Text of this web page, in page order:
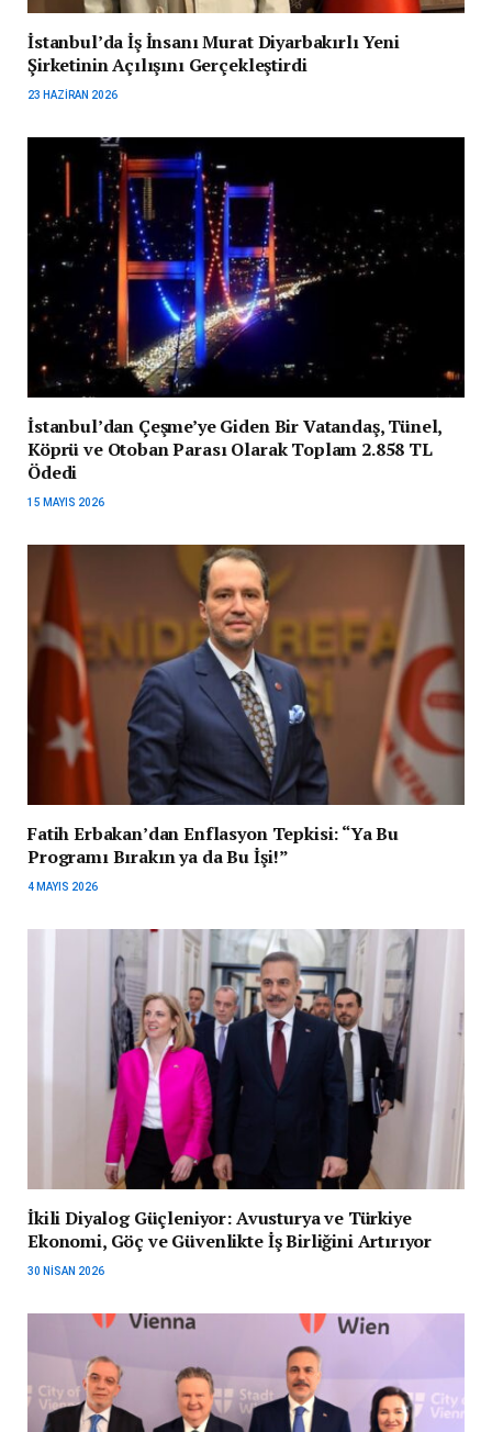
İstanbul’da İş İnsanı Murat Diyarbakırlı Yeni
Şirketinin Açılışını Gerçekleştirdi
23 HAZIRAN 2026
İstanbul’dan Çeşme’ye Giden Bir Vatandaş, Tünel,
Köprü ve Otoban Parası Olarak Toplam 2.858 TL
Ödedi
15 MAYIS 2026
Fatih Erbakan’dan Enflasyon Tepkisi: “Ya Bu
Programı Bırakın ya da Bu İşi!”
4 MAYIS 2026
İkili Diyalog Güçleniyor: Avusturya ve Türkiye
Ekonomi, Göç ve Güvenlikte İş Birliğini Artırıyor
30 NISAN 2026